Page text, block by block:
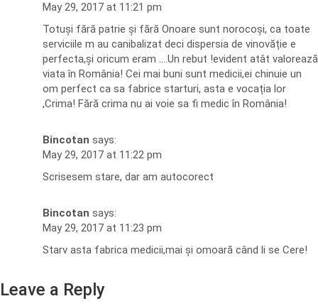
May 29, 2017 at 11:21 pm
Totuși fără patrie și fără Onoare sunt norocoși, ca toate
serviciile m au canibalizat deci dispersia de vinovăție e
perfecta,și oricum eram ….Un rebut !evident atât valorează
viata în România! Cei mai buni sunt medicii,ei chinuie un
om perfect ca sa fabrice starturi, asta e vocația lor
,Crima! Fără crima nu ai voie sa fi medic în România!
Bincotan says:
May 29, 2017 at 11:22 pm
Scrisesem stare, dar am autocorect
Bincotan says:
May 29, 2017 at 11:23 pm
Starv asta fabrica medicii,mai și omoară când li se Cere!
Leave a Reply